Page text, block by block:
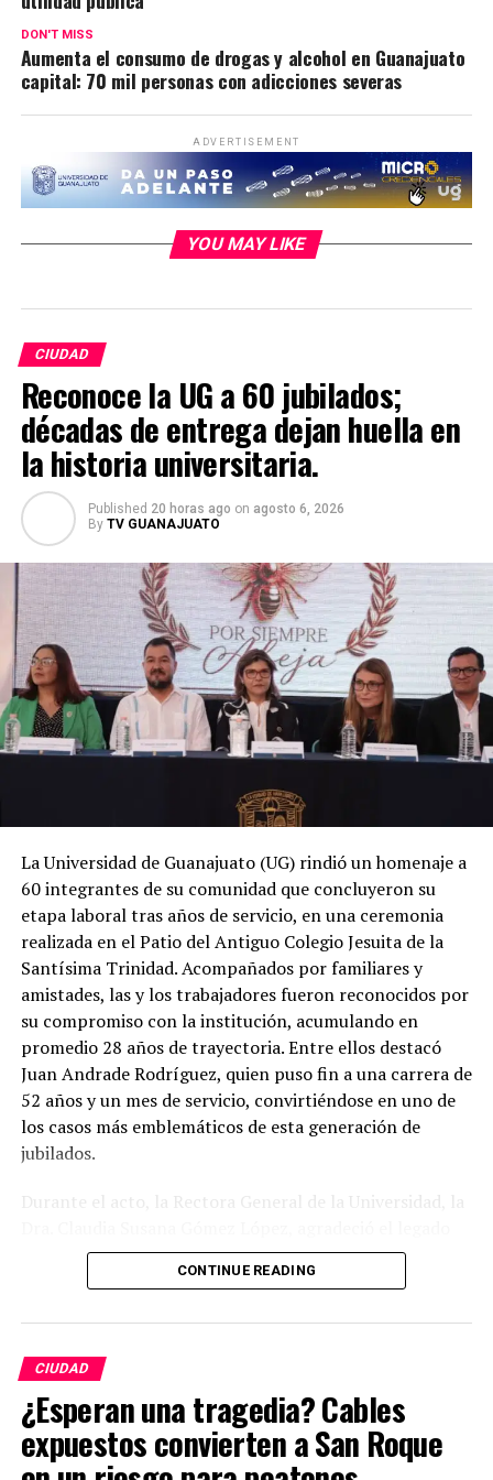
DON'T MISS
Aumenta el consumo de drogas y alcohol en Guanajuato
capital: 70 mil personas con adicciones severas
ADVERTISEMENT
YOU MAY LIKE
CIUDAD
Reconoce la UG a 60 jubilados;
décadas de entrega dejan huella en
la historia universitaria.
Published 20 horas ago on agosto 6, 2026
By TV GUANAJUATO
La Universidad de Guanajuato (UG) rindió un homenaje a
60 integrantes de su comunidad que concluyeron su
etapa laboral tras años de servicio, en una ceremonia
realizada en el Patio del Antiguo Colegio Jesuita de la
Santísima Trinidad. Acompañados por familiares y
amistades, las y los trabajadores fueron reconocidos por
su compromiso con la institución, acumulando en
promedio 28 años de trayectoria. Entre ellos destacó
Juan Andrade Rodríguez, quien puso fin a una carrera de
52 años y un mes de servicio, convirtiéndose en uno de
los casos más emblemáticos de esta generación de
jubilados.
Durante el acto, la Rectora General de la Universidad, la
de quienes dedicaron gran parte de su vida a fortalecer
la máxima casa de estudios del estado. En su mensaje,
tiempo que reconoció la labor desempeñada en aulas,
laboratorios, bibliotecas, oficinas, espacios culturales,
áreas de mantenimiento, seguridad y administración.
“No les digo felicidades; les digo gracias”, expresó, al
destacar que el crecimiento de la Universidad ha sido
CONTINUE READING
CIUDAD
¿Esperan una tragedia? Cables
expuestos convierten a San Roque